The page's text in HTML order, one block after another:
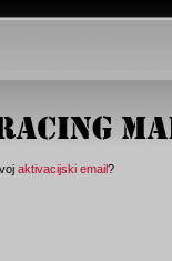
aktivacijski email?